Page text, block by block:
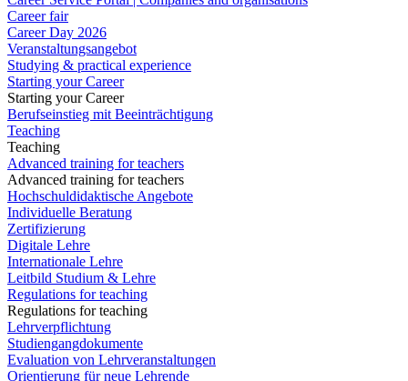
Career fair
Career Day 2026
Veranstaltungsangebot
Studying & practical experience
Starting your Career
Starting your Career
Berufseinstieg mit Beeinträchtigung
Teaching
Teaching
Advanced training for teachers
Advanced training for teachers
Hochschuldidaktische Angebote
Individuelle Beratung
Zertifizierung
Digitale Lehre
Internationale Lehre
Leitbild Studium & Lehre
Regulations for teaching
Regulations for teaching
Lehrverpflichtung
Studiengangdokumente
Evaluation von Lehrveranstaltungen
Orientierung für neue Lehrende